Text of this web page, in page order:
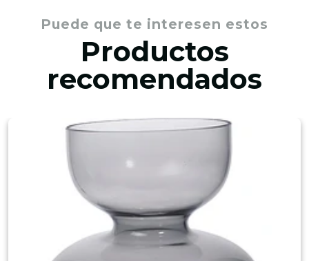
Puede que te interesen estos
Productos
recomendados